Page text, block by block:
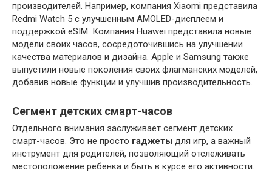
производителей. Например, компания Xiaomi представила
Redmi Watch 5 с улучшенным AMOLED-дисплеем и
поддержкой eSIM. Компания Huawei представила новые
модели своих часов, сосредоточившись на улучшении
качества материалов и дизайна. Apple и Samsung также
выпустили новые поколения своих флагманских моделей,
добавив новые функции и улучшив производительность.
Сегмент детских смарт-часов
Отдельного внимания заслуживает сегмент детских
смарт-часов. Это не просто гаджеты для игр, а важный
инструмент для родителей, позволяющий отслеживать
местоположение ребенка и быть в курсе его активности.